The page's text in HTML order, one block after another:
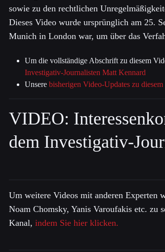
sowie zu den rechtlichen
Dieses Video wurde ursprünglich am 25.
Munich in London war, um über das
Um die vollständige Abschrift zu diesem
Investigativ-Journalisten Matt Kennard
Unserebisherigen Video-Updates zu
VIDEO:
dem Investigativ-
Um weitere Videos mit anderen Experten
Noam Chomsky, Yanis Varoufakis etc. zu
Kanal,indem Sie hier klicken.